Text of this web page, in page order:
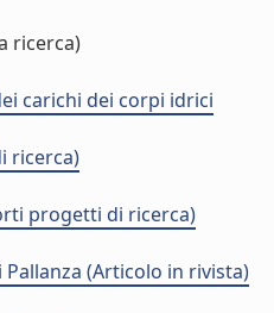
ricerca)
carichi dei corpi idrici
ricerca)
progetti di ricerca)
(Articolo in rivista)